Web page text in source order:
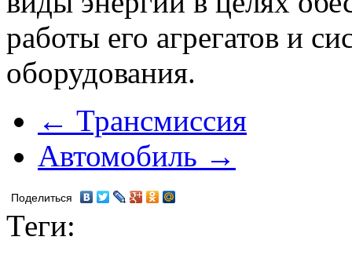
работы его агрегатов и
оборудования.
← Трансмиссия
Автомобиль →
Поделиться
Теги: